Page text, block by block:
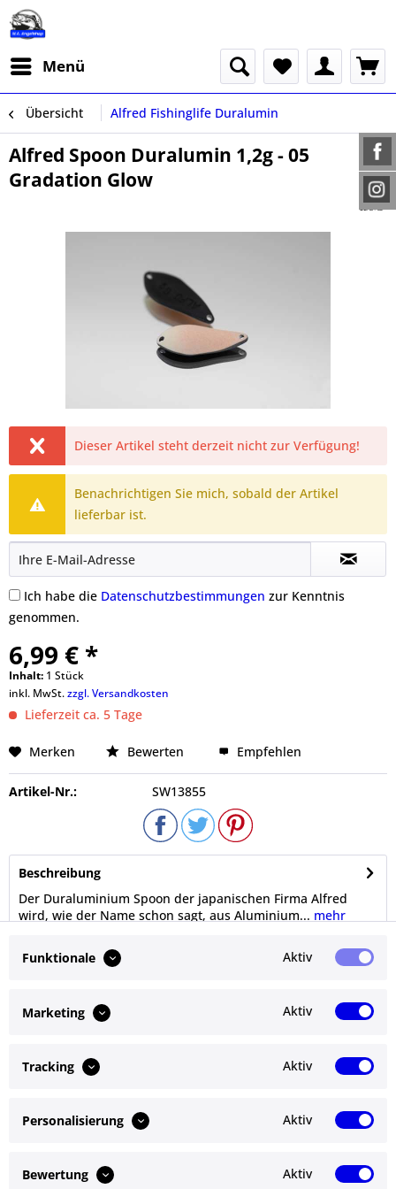
Menü
Übersicht Alfred Fishinglife Duralumin
Alfred Spoon Duralumin 1,2g - 05
Gradation Glow
Dieser Artikel steht derzeit nicht zur Verfügung!
Benachrichtigen Sie mich, sobald der Artikel
lieferbar ist.
Ich habe die Datenschutzbestimmungen zur Kenntnis
genommen.
6,99 € *
Inhalt: 1 Stück
inkl. MwSt.zzgl. Versandkosten
Lieferzeit ca. 5 Tage
Merken Bewerten Empfehlen
Artikel-Nr.: SW13855
Beschreibung
Der Duraluminium Spoon der japanischen Firma Alfred
wird, wie der Name schon sagt, aus Aluminium... mehr
Bewertungen
0
Kunden haben sich ebenfalls angesehen
Service Hotline
Shop Service
Funktionale Aktiv
Marketing Aktiv
Tracking Aktiv
Personalisierung Aktiv
Bewertung Aktiv